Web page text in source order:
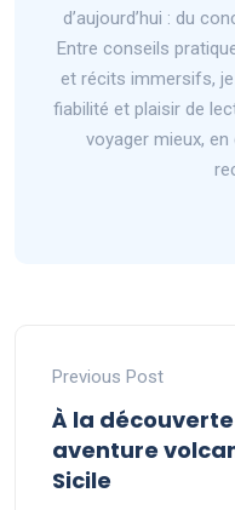
d’aujourd’hui : du
Entre conseils
et récits immersifs,
fiabilité et plaisir de
voyager mieux, en
Previous Post
À la
aventure
Sicile